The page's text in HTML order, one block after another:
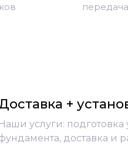
+
Наши услуги: подготовка
доставка и